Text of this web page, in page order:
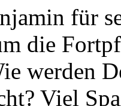
für
die
werden
Viel